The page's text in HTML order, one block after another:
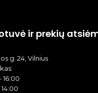
ir prekių
g. 24, Vilnius
16:00